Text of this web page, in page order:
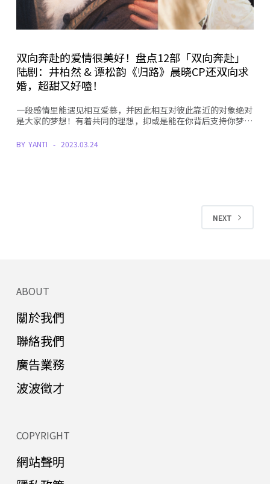
双向奔赴的爱情很美好！盘点12部「双向奔赴」
陆剧：井柏然 & 谭松韵《归路》晨晓CP还双向求
婚，超甜又好嗑！
一段感情里能遇见相互爱慕，并因此相互对彼此靠近的对象绝对
是大家的梦想！有着共同的理想，抑或是能在你背后支持你梦…
BY YANTI 2023.03.24
NEXT
ABOUT
關於我們
聯絡我們
廣告業務
波波徵才
COPYRIGHT
網站聲明